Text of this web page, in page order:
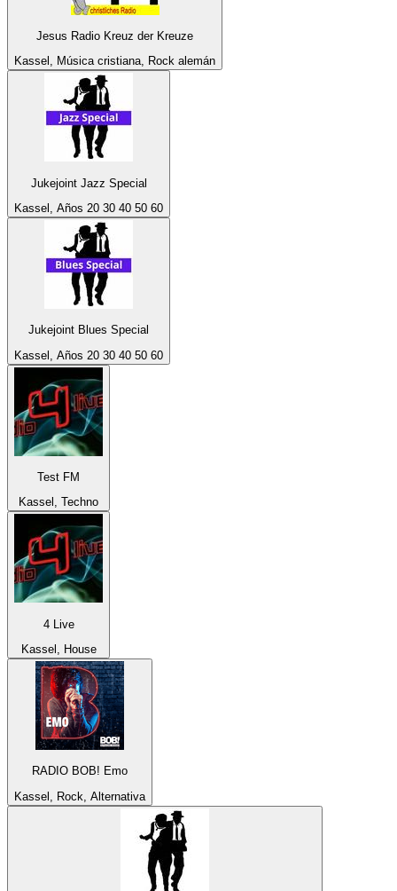
Jesus Radio Kreuz der Kreuze
Kassel, Música cristiana, Rock alemán
Jukejoint Jazz Special
Kassel, Años 20 30 40 50 60
Jukejoint Blues Special
Kassel, Años 20 30 40 50 60
Test FM
Kassel, Techno
4 Live
Kassel, House
RADIO BOB! Emo
Kassel, Rock, Alternativa